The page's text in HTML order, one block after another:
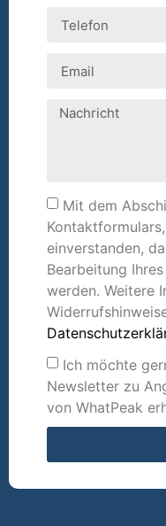
Mit dem
einverstanden,
Bearbeitung
werden. Weitere
Ich möchte
Newsletter zu
von WhatPeak